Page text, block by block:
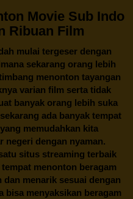
Movie Sub Indo
Ribuan Film
mulai tergeser dengan
sekarang orang lebih
menonton tayangan
varian film serta tidak
banyak orang lebih suka
ada banyak tempat
memudahkan kita
negeri dengan nyaman.
situs streaming terbaik
menonton beragam
menarik sesuai dengan
bisa menyaksikan beragam